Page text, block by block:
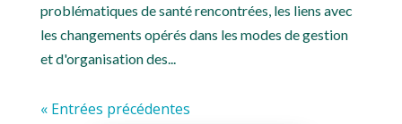
problématiques de santé rencontrées, les liens avec
les changements opérés dans les modes de gestion
et d'organisation des...
« Entrées précédentes